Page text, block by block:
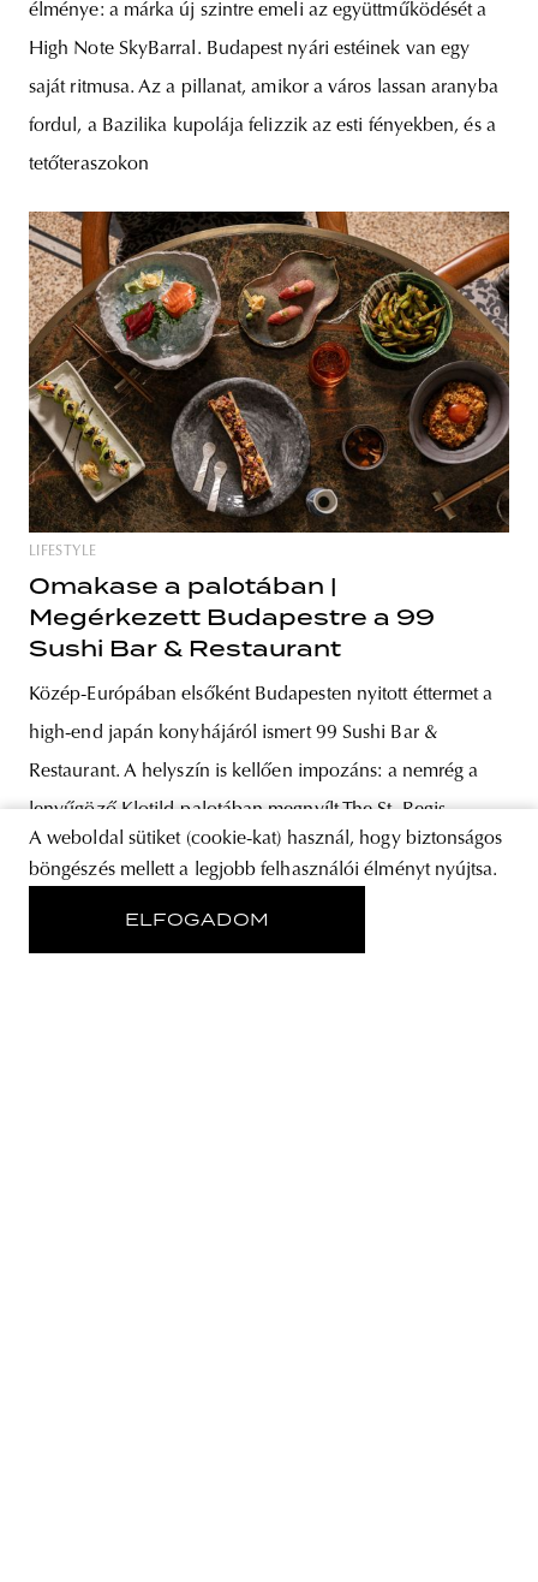
élménye: a márka új szintre emeli az együttműködését a
High Note SkyBarral. Budapest nyári estéinek van egy
saját ritmusa. Az a pillanat, amikor a város lassan aranyba
fordul, a Bazilika kupolája felizzik az esti fényekben, és a
tetőteraszokon
LIFESTYLE
Omakase a palotában |
Megérkezett Budapestre a 99
Sushi Bar & Restaurant
Közép-Európában elsőként Budapesten nyitott éttermet a
high-end japán konyhájáról ismert 99 Sushi Bar &
Restaurant. A helyszín is kellően impozáns: a nemrég a
lenyűgöző Klotild-palotában megnyílt The St. Regis
Budapest. Budapest gasztronómiai térképe az elmúlt
években látványosan újrarajzolódott – és most egy újabb
nemzetközi szereplő lép be a mezőnybe. A 99 Sushi
A weboldal sütiket (cookie-kat) használ, hogy biztonságos
böngészés mellett a legjobb felhasználói élményt nyújtsa.
ELFOGADOM